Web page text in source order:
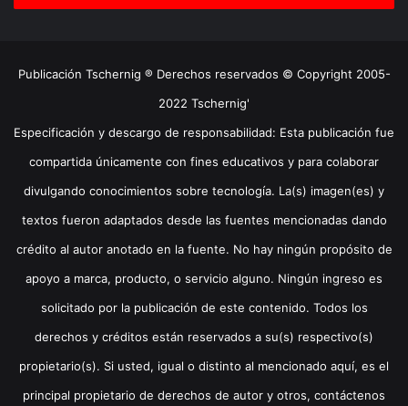
Publicación Tschernig ® Derechos reservados © Copyright 2005-
2022 Tschernig'
Especificación y descargo de responsabilidad: Esta publicación fue
compartida únicamente con fines educativos y para colaborar
divulgando conocimientos sobre tecnología. La(s) imagen(es) y
textos fueron adaptados desde las fuentes mencionadas dando
crédito al autor anotado en la fuente. No hay ningún propósito de
apoyo a marca, producto, o servicio alguno. Ningún ingreso es
solicitado por la publicación de este contenido. Todos los
derechos y créditos están reservados a su(s) respectivo(s)
propietario(s). Si usted, igual o distinto al mencionado aquí, es el
principal propietario de derechos de autor y otros, contáctenos